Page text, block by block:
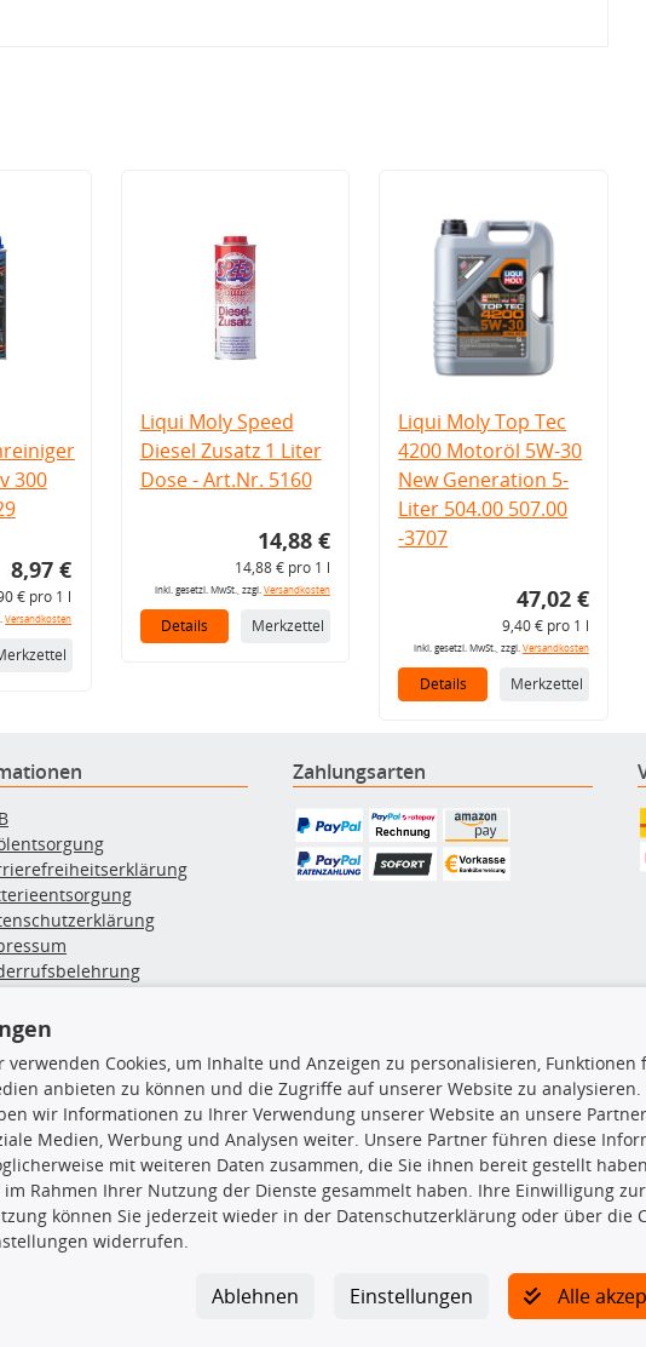
300
8,97 €
€ pro 1 l
Versandkosten
Liqui Moly Speed
Diesel Zusatz 1 Liter
Dose - Art.Nr. 5160
14,88 €
14,88 € pro 1 l
inkl. gesetzl. MwSt., zzgl. Versandkosten
Details Merkzettel
Liqui Moly Top Tec
4200 Motoröl 5W-30
New Generation 5-
Liter 504.00 507.00
-3707
47,02 €
9,40 € pro 1 l
inkl. gesetzl. MwSt., zzgl. Versandkosten
Details Merkzettel
& Versand
Zahlungsarten
TecDoc Inside
Die hier angezeigten Daten insbesondere die
Es ist zu unterlassen, die Daten oder die gesamte
TecDoc zu vervielfältigen, zu verbreiten und/oder
lassen. Ein Zuwiderhandeln stellt eine
verwenden Cookies, um Inhalte und Anzeigen zu personalisieren, Funktionen
anbieten zu können und die Zugriffe auf unserer Website zu analysieren.
wir Informationen zu Ihrer Verwendung unserer Website an unsere
Medien, Werbung und Analysen weiter. Unsere Partner führen diese
mit weiteren Daten zusammen, die Sie ihnen bereit gestellt
im Rahmen Ihrer Nutzung der Dienste gesammelt haben. Ihre Einwilligung zur
können Sie jederzeit wieder in der Datenschutzerklärung oder über die
widerrufen.
Alle
Einstellungen
Ablehnen